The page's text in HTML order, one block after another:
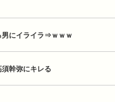
男にイライラ⇒ｗｗｗ
須幹弥にキレる